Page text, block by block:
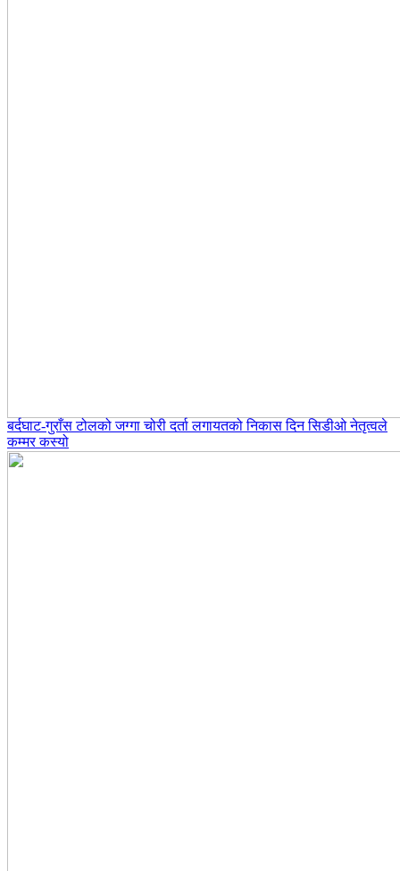
बर्दघाट-गुराँस टोलको जग्गा चोरी दर्ता लगायतको निकास दिन सिडीओ नेतृत्वले
कम्मर कस्यो